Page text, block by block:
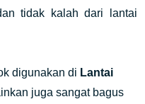
tidak kalah dari lantai
digunakan di Lantai
juga sangat bagus